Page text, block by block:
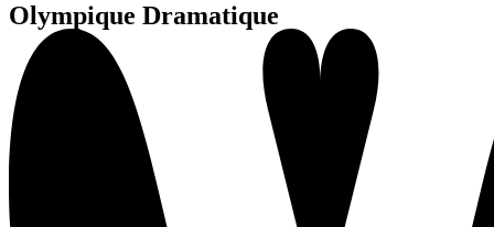
Olympique Dramatique